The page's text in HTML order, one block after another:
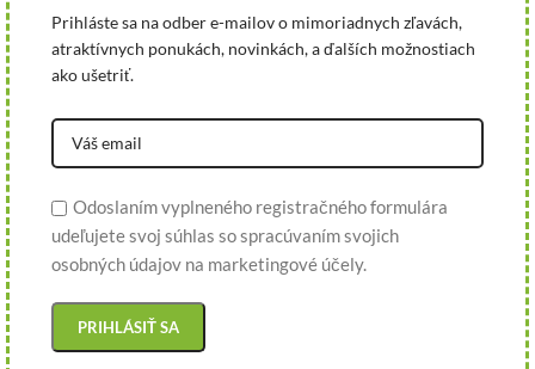
Prihláste sa na odber e-mailov o mimoriadnych zľavách,
atraktívnych ponukách, novinkách, a ďalších možnostiach
ako ušetriť.
Odoslaním vyplneného registračného formulára
udeľujete svoj súhlas so spracúvaním svojich
osobných údajov na marketingové účely.